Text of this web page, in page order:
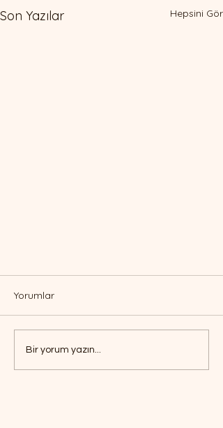
Son Yazılar Hepsini Gör
Yorumlar
Bir yorum yazın...